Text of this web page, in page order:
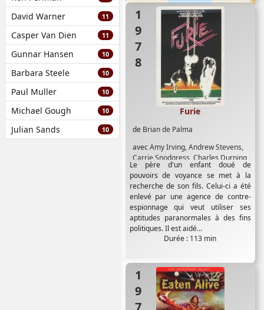
David Warner 11
Casper Van Dien 11
Gunnar Hansen 10
Barbara Steele 10
Paul Muller 10
Michael Gough 10
Julian Sands 10
1978
de Brian de Palma
avecAmy Irving,Andrew Stevens,
Carrie Snodgress Charles Durning,
Fiona Lewis, John Cassavetes,Kirk
Douglas ,William Finley
Furie
Le père d'un enfant doué de
pouvoirs de voyance se met à la
recherche de son fils. Celui-ci a été
enlevé par une agence de contre-
espionnage qui veut utiliser ses
aptitudes paranormales à des fins
politiques. Il est aidé...
Durée : 113 min